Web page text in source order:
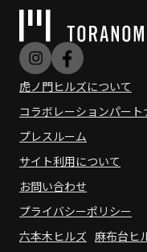
虎ノ門ヒルズについて
コラボレーションパート
プレスルーム
サイト利用について
お問い合わせ
プライバシーポリシー
六本木ヒルズ 麻布台ヒ